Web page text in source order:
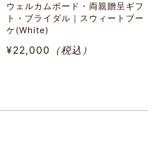
ウェルカムボード・両親贈呈ギフ
ト・ブライダル｜スウィートブー
ケ(White)
¥22,000 （税込）